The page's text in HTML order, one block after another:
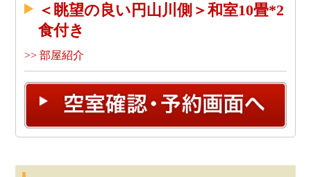
＜眺望の良い円山川側＞和室10畳*2
食付き
>> 部屋紹介